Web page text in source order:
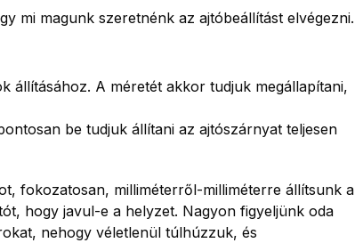
mi magunk szeretnénk az ajtóbeállítást elvégezni.
állításához. A méretét akkor tudjuk megállapítani,
be tudjuk állítani az ajtószárnyat teljesen
fokozatosan, milliméterről-milliméterre állítsunk a
hogy javul-e a helyzet. Nagyon figyeljünk oda
nehogy véletlenül túlhúzzuk, és